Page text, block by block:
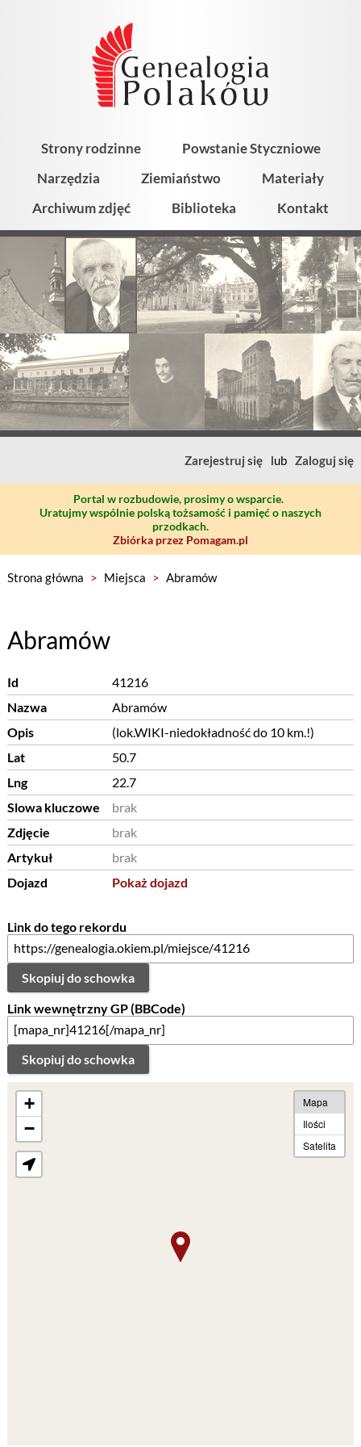
Strony rodzinne
Powstanie Styczniowe
Narzędzia
Ziemiaństwo
Materiały
Archiwum zdjęć
Biblioteka Kontakt
Zarejestruj się lub Zaloguj się
Portal w rozbudowie, prosimy o wsparcie.
Uratujmy wspólnie polską tożsamość i pamięć o naszych
przodkach.
Zbiórka przez Pomagam.pl
Strona główna > Miejsca > Abramów
Abramów
Id
41216
Nazwa
Abramów
Opis
(lok.WIKI-niedokładność do 10 km.!)
Lat
50.7
Lng
22.7
Slowa kluczowe
brak
Zdjęcie
brak
Artykuł
brak
Dojazd
Pokaż dojazd
Link do tego rekordu
Skopiuj do schowka
Link wewnętrzny GP (BBCode)
Skopiuj do schowka
+
−
Mapa
Ilości
Satelita